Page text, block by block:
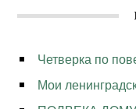
Четверка по
Мои